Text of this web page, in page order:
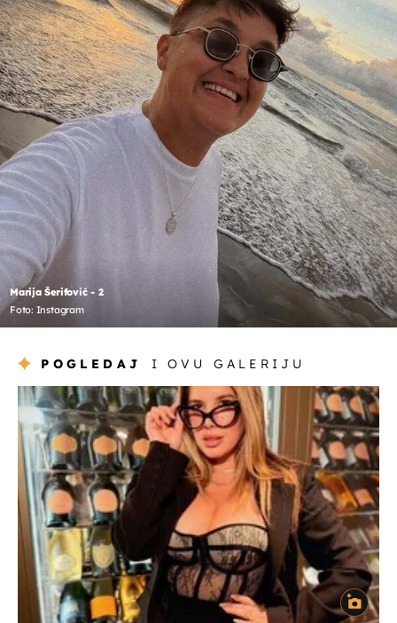
Marija Šerifović - 2
Foto: Instagram
POGLEDAJ I OVU GALERIJU